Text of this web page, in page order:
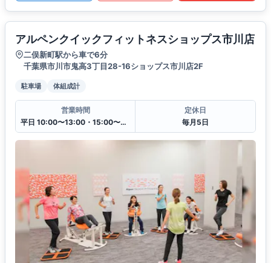
アルペンクイックフィットネスショップス市川店
二俣新町駅から車で6分
千葉県市川市鬼高3丁目28-16ショップス市川店2F
駐車場 体組成計
営業時間
平日 10:00〜13:00・15:00〜20:00
定休日
毎月5日